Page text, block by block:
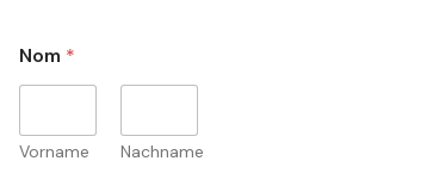
Nom *
Vorname Nachname